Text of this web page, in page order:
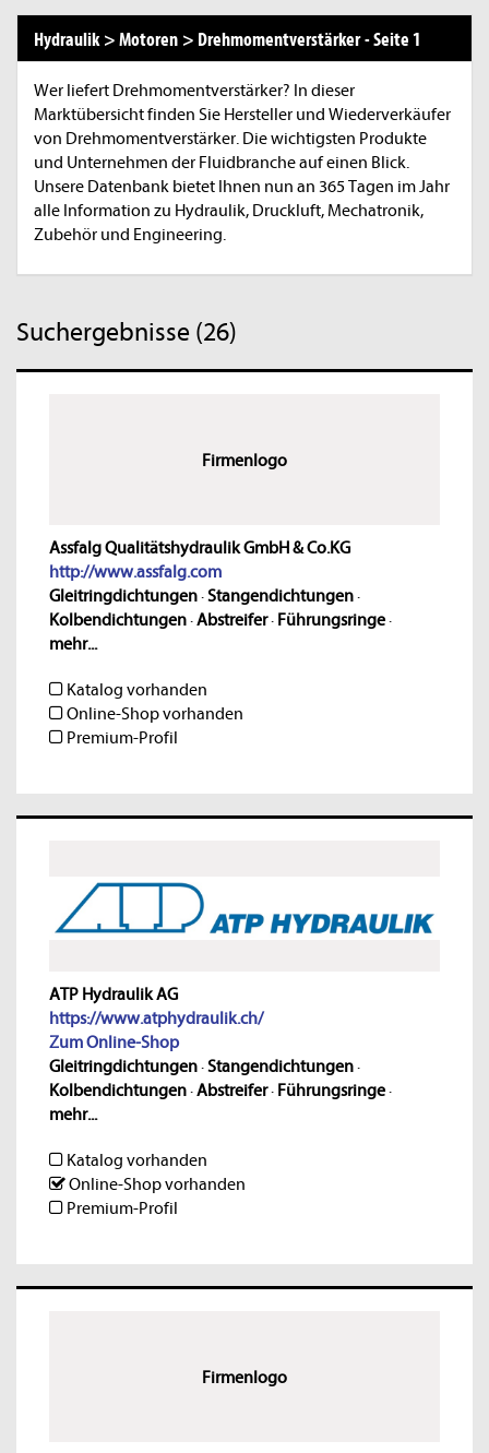
Hydraulik >Motoren > Drehmomentverstärker-Seite 1
Wer liefert Drehmomentverstärker? In dieser
Marktübersicht finden Sie Hersteller und Wiederverkäufer
von Drehmomentverstärker. Die wichtigsten Produkte
und Unternehmen der Fluidbranche auf einen Blick.
Unsere Datenbank bietet Ihnen nun an 365 Tagen im Jahr
alle Information zu Hydraulik, Druckluft, Mechatronik,
Zubehör und Engineering.
Suchergebnisse (26)
Firmenlogo
Assfalg Qualitätshydraulik GmbH & Co.KG
http://www.assfalg.com
Gleitringdichtungen·Stangendichtungen·
Kolbendichtungen·Abstreifer· Führungsringe·
mehr...
Katalog vorhanden
Online-Shop vorhanden
Premium-Profil
ATP Hydraulik AG
https://www.atphydraulik.ch/
Zum Online-Shop
Gleitringdichtungen·Stangendichtungen·
Kolbendichtungen·Abstreifer· Führungsringe·
mehr...
Katalog vorhanden
Online-Shop vorhanden
Premium-Profil
Firmenlogo